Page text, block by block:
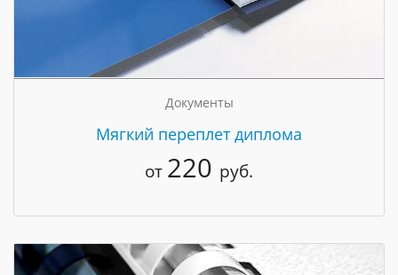
Документы
Мягкий переплет диплома
от 220 руб.